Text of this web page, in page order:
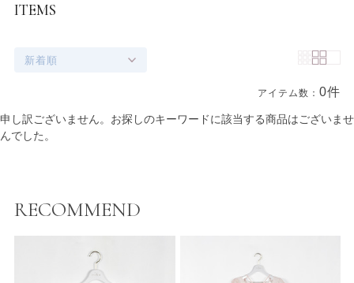
ITEMS
新着順
アイテム数：0件
商品一覧
申し訳ございません。お探しのキーワードに該当する商品はございませ
んでした。
RECOMMEND